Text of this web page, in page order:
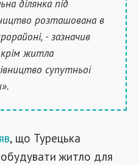
ділянка під
розташована в
- зазначив
житла
супутньої
, що Турецька
житло для